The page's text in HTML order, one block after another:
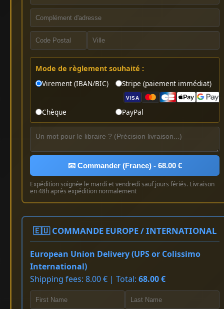
Mode de règlement souhaité :
Virement (IBAN/BIC)
Stripe (paiement immédiat)
VISA
Chèque PayPal
📧 Commander (France) - 68.00 €
Expédition soignée le mardi et vendredi sauf jours fériés. Livraison
en 48h après expédition normalement
🇪🇺 COMMANDE EUROPE / INTERNATIONAL
European Union Delivery (UPS or Colissimo
International)
Shipping fees: 8.00 € | Total: 68.00 €